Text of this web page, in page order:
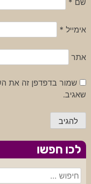
אימייל *
אתר
שמור בדפדפן זה את
שאגיב.
לכו חפשו
חיפוש: